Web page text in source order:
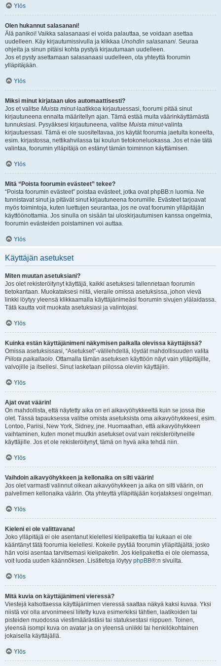
Ylös
Olen hukannut salasanani!
Älä panikoi! Vaikka salasanaasi ei voida palauttaa, se voidaan asettaa
uudelleen. Käy kirjautumissivulla ja klikkaa Unohdin salasanani. Seuraa
ohjeita ja sinun pitäisi kohta pystyä kirjautumaan uudelleen.
Jos et pysty asettamaan salasanaasi uudelleen, ota yhteyttä foorumin
ylläpitäjään.
Ylös
Miksi minut kirjataan ulos automaattisesti?
Jos et valitse Muista minut-laatikkoa kirjautuessasi, foorumi pitää sinut
kirjautuneena ennalta määritellyn ajan. Tämä estää muita väärinkäyttämästä
tunnuksiasi. Pysyäksesi kirjautuneena, valitse Muista minut-valinta
kirjautuessasi. Tämä ei ole suositeltavaa, jos käytät foorumia jaetulta koneelta,
esim. kirjastossa, nettikahvilassa tai koulun tietokoneluokassa. Jos et näe tätä
valintaa, foorumin ylläpitäjä on estänyt tämän toiminnon käyttämisen.
Ylös
Mitä “Poista foorumin evästeet” tekee?
“Poista foorumin evästeet” poistaa evästeet, jotka ovat phpBB:n luomia. Ne
tunnistavat sinut ja pitävät sinut kirjautuneena foorumille. Evästeet tarjoavat
myös toimintoja, kuten luettujen seurantaa, jos ne ovat foorumin ylläpitäjän
käyttöönottamia. Jos sinulla on sisään tai uloskirjautumisen kanssa ongelmia,
foorumin evästeiden poistaminen voi auttaa.
Ylös
Käyttäjän asetukset
Miten muutan asetuksiani?
Jos olet rekisteröitynyt käyttäjä, kaikki asetuksesi tallennetaan foorumin
tietokantaan. Muokataksesi niitä, vieraile omissa asetuksissa, johon vievä
linkki löytyy yleensä klikkaamalla käyttäjänimeäsi foorumin sivujen ylälaidassa.
Tätä kautta voit muokata asetuksiasi ja valintojasi.
Ylös
Kuinka estän käyttäjänimeni näkymisen paikalla olevissa käyttäjissä?
Omissa asetuksissasi, “Asetukset”-välilehdellä, löydät mahdollisuuden valita
Piilota paikallaolo. Ottamalla tämän asetuksen käyttöön näyt vain ylläpitäjille,
valvojille ja itsellesi. Sinut lasketaan piilossa oleviin käyttäjiin.
Ylös
Ajat ovat väärin!
On mahdollista, että näytetty aika on eri aikavyöhykkeeltä kuin se jossa itse
olet. Tässä tapauksessa valitse omista asetuksista oma aikavyöhykkeesi, esim.
Lontoo, Pariisi, New York, Sidney, jne. Huomaathan, että aikavyöhykkeen
vaihtaminen, kuten monet muutkin asetukset ovat vain rekisteröityneille
käyttäjille. Jos et ole rekisteröitynyt, tämä on hyvä aika tehdä niin.
Ylös
Vaihdoin aikavyöhykkeen ja kellonaika on silti väärin!
Jos olet varmasti valinnut oikean aikavyöhykkeen ja aika on silti väärin, on
palvelimen kellonaika väärin. Ota yhteyttä ylläpitäjään korjataksesi ongelman.
Ylös
Kieleni ei ole valittavana!
Joko ylläpitäjä ei ole asentanut kielellesi kielipakettia tai kukaan ei ole
kääntänyt tätä foorumia kielellesi. Kokeile pyytää foorumin ylläpitäjältä, josko
hän voisi asentaa tarvitsemasi kielipaketin. Jos kielipakettia ei ole olemassa,
voit luoda uuden käännöksen. Lisätietoja löytyy phpBB®:n sivuilta.
Ylös
Mitä kuvia on käyttäjänimeni vieressä?
Viestejä katsottaessa käyttäjänimen vieressä saattaa näkyä kaksi kuvaa. Yksi
niistä voi olla arvonimeesi liitetty kuva esimerkiksi tähtien, laatikoiden tai
pisteiden muodossa viestimäärästäsi tai statuksestasi riippuen. Toinen,
yleensä isompi kuva on avatar ja on yleensä uniikki tai henkilökohtainen
jokaisella käyttäjällä.
Ylös